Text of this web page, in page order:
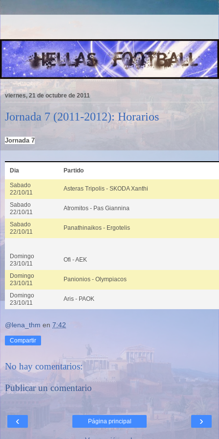
viernes, 21 de octubre de 2011
Jornada 7 (2011-2012): Horarios
Jornada 7
Dia Partido
Sabado
22/10/11
Asteras Tripolis - SKODA Xanthi
Sabado
22/10/11
Atromitos - Pas Giannina
Sabado
22/10/11
Panathinaikos - Ergotelis
Domingo
23/10/11
Ofi - AEK
Domingo
23/10/11
Panionios - Olympiacos
Domingo
23/10/11
Aris - PAOK
@lena_thm en 7:42
Compartir
No hay comentarios:
Publicar un comentario
‹ ›
Página principal